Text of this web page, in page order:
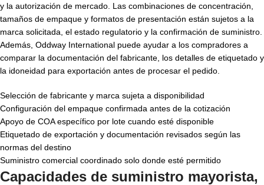
y la autorización de mercado. Las combinaciones de concentración,
tamaños de empaque y formatos de presentación están sujetos a la
marca solicitada, el estado regulatorio y la confirmación de suministro.
Además, Oddway International puede ayudar a los compradores a
comparar la documentación del fabricante, los detalles de etiquetado y
la idoneidad para exportación antes de procesar el pedido.
Selección de fabricante y marca sujeta a disponibilidad
Configuración del empaque confirmada antes de la cotización
Apoyo de COA específico por lote cuando esté disponible
Etiquetado de exportación y documentación revisados según las
normas del destino
Suministro comercial coordinado solo donde esté permitido
Capacidades de suministro mayorista,